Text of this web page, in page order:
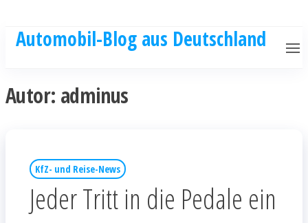
Automobil-Blog aus Deutschland
Autor: adminus
KfZ- und Reise-News
Jeder Tritt in die Pedale ein